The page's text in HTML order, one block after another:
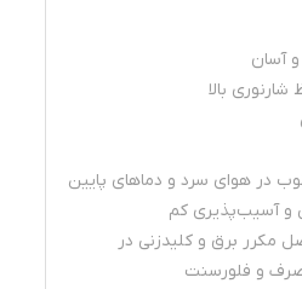
آسان
بالا
در هوای سرد و دماهای پایین
و آسیب‌پذیری کم
مکرر برق و کلیدزنی در
و فلورسنت